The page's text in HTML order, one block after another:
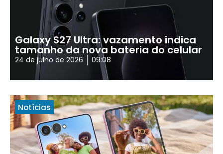
Galaxy S27 Ultra: vazamento indica
tamanho da nova bateria do celular
24 de julho de 2026 09:08
Notícias